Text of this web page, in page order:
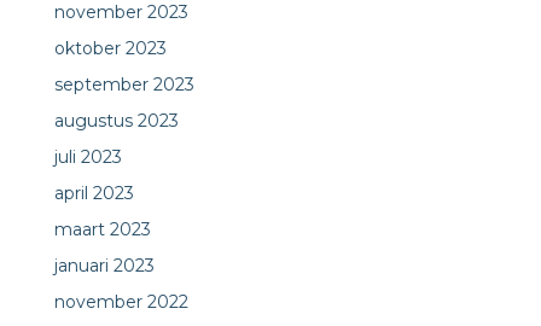
november 2023
oktober 2023
september 2023
augustus 2023
juli 2023
april 2023
maart 2023
januari 2023
november 2022